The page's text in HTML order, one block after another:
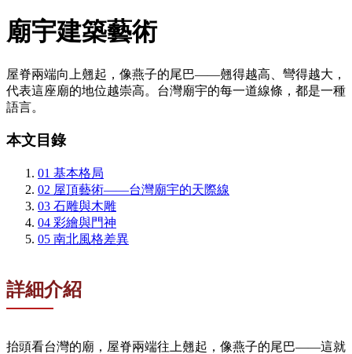
廟宇建築藝術
屋脊兩端向上翹起，像燕子的尾巴——翹得越高、彎得越大，
代表這座廟的地位越崇高。台灣廟宇的每一道線條，都是一種
語言。
本文目錄
01 基本格局
02 屋頂藝術——台灣廟宇的天際線
03 石雕與木雕
04 彩繪與門神
05 南北風格差異
詳細介紹
抬頭看台灣的廟，屋脊兩端往上翹起，像燕子的尾巴——這就